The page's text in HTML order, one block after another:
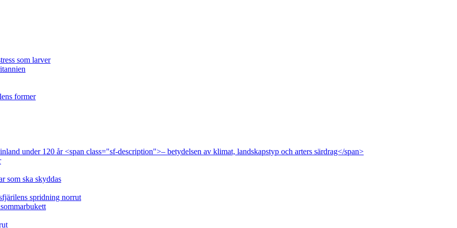
som larver
former
under 120 år <span class="sf-description">– betydelsen av klimat, landskapstyp och arters särdrag</span>
som ska skyddas
spridning norrut